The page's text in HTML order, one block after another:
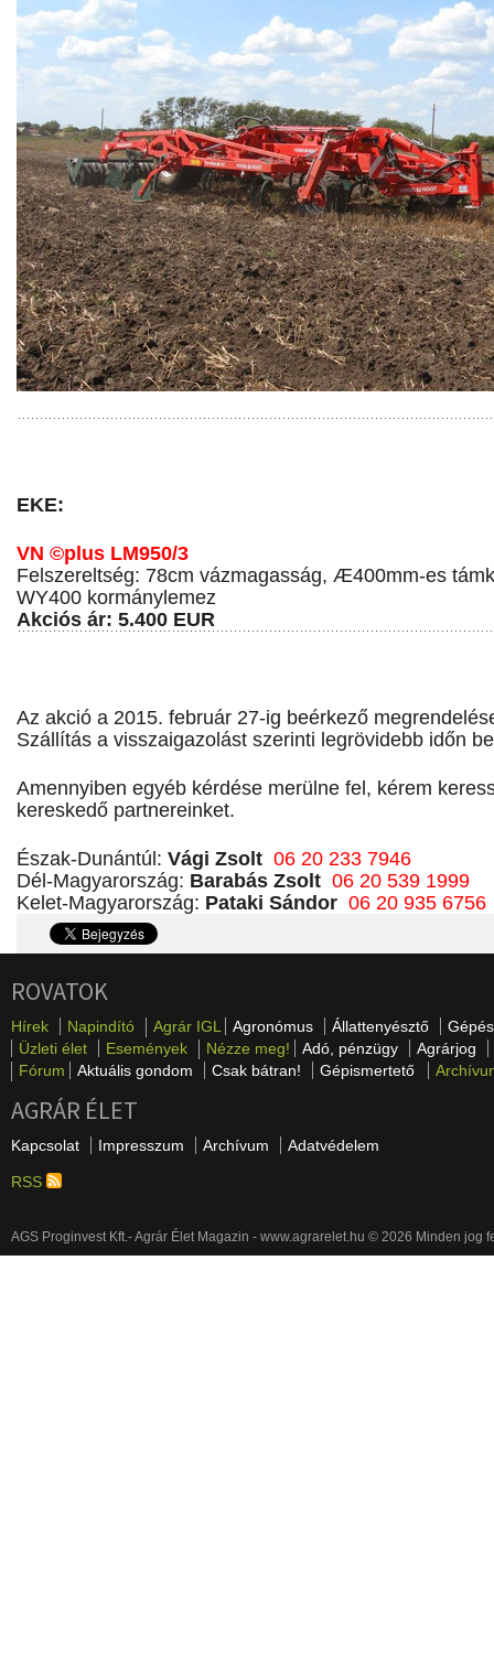
EKE:
VN ©plus LM950/3
Felszereltség: 78cm vázmagasság, Æ400mm-es
WY400 kormánylemez
Akciós ár: 5.400 EUR
Az akció a 2015. február 27-ig beérkező
Szállítás a visszaigazolást szerinti legrövidebb időn
Amennyiben egyéb kérdése merülne fel, kérem
kereskedő partnereinket.
Észak-Dunántúl: Vági Zsolt 06 20 233 7946
Dél-Magyarország: Barabás Zsolt 06 20 539 1999
Kelet-Magyarország: Pataki Sándor 06 20 935 6756
ROVATOK
Hírek Napindító Agrár IGL Agronómus Állattenyésztő
Üzleti élet
Események Nézze meg! Adó, pénzügy
Agrárjog
Fórum
Aktuális gondom Csak bátran! Gépismertető
AGRÁR ÉLET
Kapcsolat Impresszum Archívum Adatvédelem
RSS
AGS Proginvest Kft.- Agrár Élet Magazin - www.agrarelet.hu © 2026 Minden jog